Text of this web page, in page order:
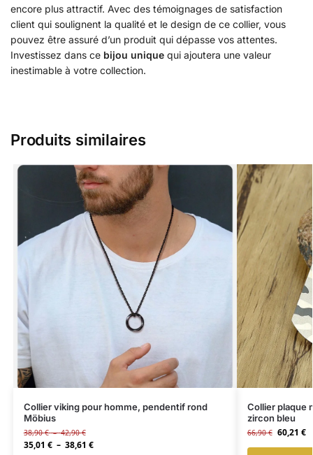
encore plus attractif. Avec des témoignages de satisfaction
client qui soulignent la qualité et le design de ce collier, vous
pouvez être assuré d’un produit qui dépasse vos attentes.
Investissez dans ce bijou unique qui ajoutera une valeur
inestimable à votre collection.
Produits similaires
Collier viking pour homme, pendentif rond
Möbius
38,90€ – 42,90€
35,01 € – 38,61 €
Collier plaque
zircon bleu
66,90€ 60,21 €